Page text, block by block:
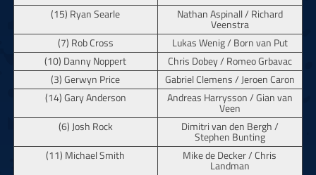
(15) Ryan Searle
Nathan Aspinall / Richard
Veenstra
(7) Rob Cross
Lukas Wenig / Born van Put
(10) Danny Noppert
Chris Dobey / Romeo Grbavac
(3) Gerwyn Price
Gabriel Clemens / Jeroen Caron
(14) Gary Anderson
Andreas Harrysson / Gian van
Veen
(6) Josh Rock
Dimitri van den Bergh /
Stephen Bunting
(11) Michael Smith
Mike de Decker / Chris
Landman